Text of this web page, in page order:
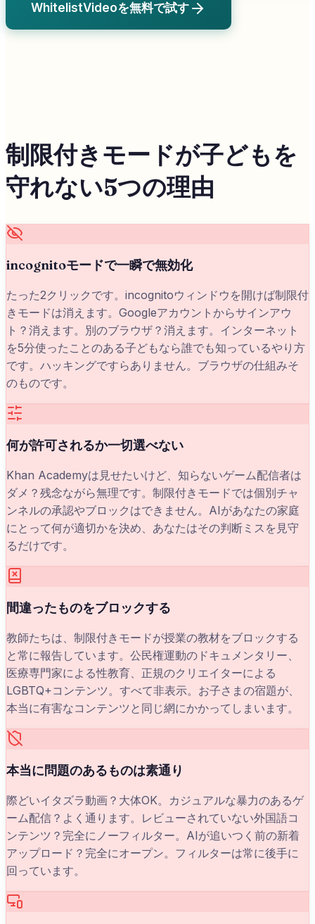
WhitelistVideoを無料で試す
制限付きモードが子どもを
守れない5つの理由
incognitoモードで一瞬で無効化
たった2クリックです。incognitoウィンドウを開けば制限付
きモードは消えます。Googleアカウントからサインアウ
ト？消えます。別のブラウザ？消えます。インターネット
を5分使ったことのある子どもなら誰でも知っているやり方
です。ハッキングですらありません。ブラウザの仕組みそ
のものです。
何が許可されるか一切選べない
Khan Academyは見せたいけど、知らないゲーム配信者は
ダメ？残念ながら無理です。制限付きモードでは個別チャ
ンネルの承認やブロックはできません。AIがあなたの家庭
にとって何が適切かを決め、あなたはその判断ミスを見守
るだけです。
間違ったものをブロックする
教師たちは、制限付きモードが授業の教材をブロックする
と常に報告しています。公民権運動のドキュメンタリー、
医療専門家による性教育、正規のクリエイターによる
LGBTQ+コンテンツ。すべて非表示。お子さまの宿題が、
本当に有害なコンテンツと同じ網にかかってしまいます。
本当に問題のあるものは素通り
際どいイタズラ動画？大体OK。カジュアルな暴力のあるゲ
ーム配信？よく通ります。レビューされていない外国語コ
ンテンツ？完全にノーフィルター。AIが追いつく前の新着
アップロード？完全にオープン。フィルターは常に後手に
回っています。